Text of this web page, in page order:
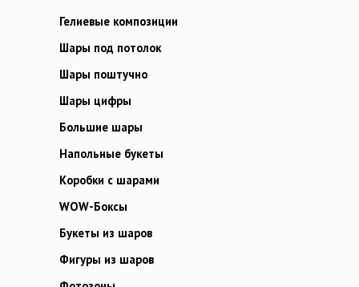
Гелиевые композиции
Шары под потолок
Шары поштучно
Шары цифры
Большие шары
Напольные букеты
Коробки с шарами
WOW-Боксы
Букеты из шаров
Фигуры из шаров